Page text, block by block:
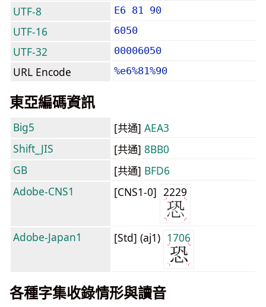
UTF-8 E6 81 90
UTF-16 6050
UTF-32 00006050
URL Encode %e6%81%90
東亞編碼資訊
Big5 [共通] AEA3
Shift_JIS
[共通] 8BB0
GB
[共通] BFD6
Adobe-CNS1
[CNS1-0] 2229
Adobe-Japan1 [Std] (aj1) 1706
各種字集收錄情形與讀音